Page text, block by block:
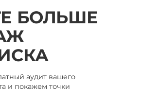
БОЛЬШЕ
аудит вашего
и покажем точки